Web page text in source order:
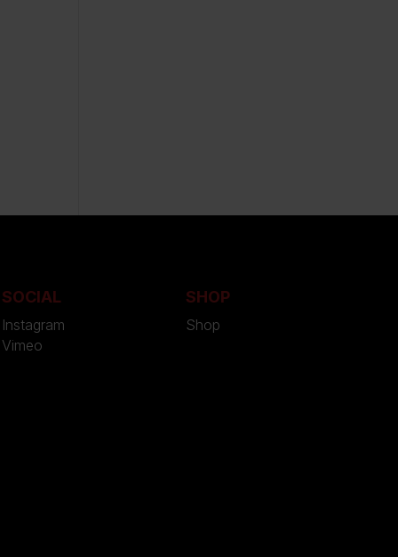
SOCIAL
Instagram
Vimeo
SHOP
Shop